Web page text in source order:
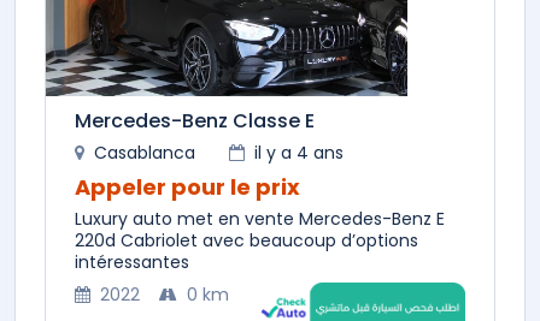
Mercedes-Benz Classe E
Casablanca il y a 4 ans
Appeler pour le prix
Luxury auto met en vente Mercedes-Benz E
220d Cabriolet avec beaucoup d’options
intéressantes
2022
0 km